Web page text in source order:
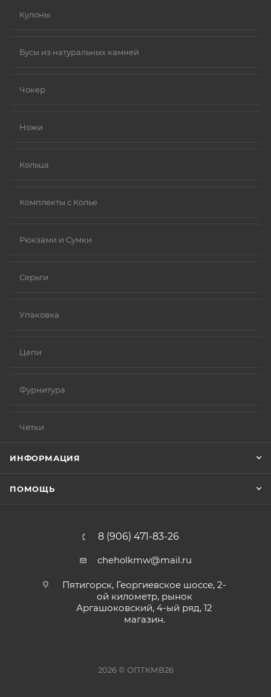
Кулоны
Бусы из натуральных камней
Чокер
Ножи
Кольца
Комплекты с Колье
Рюкзами и Сумки
Серьги
Упаковка
Цепи
Фурнитура
Чётки
ИНФОРМАЦИЯ
ПОМОЩЬ
8 (906) 471-83-26
cheholkmw@mail.ru
Пятигорск, Георгиевское шоссе, 2-
ой километр, рынок
Аргашоковский, 4-ый ряд, 12
магазин.
2026 © ОПТКМВ26